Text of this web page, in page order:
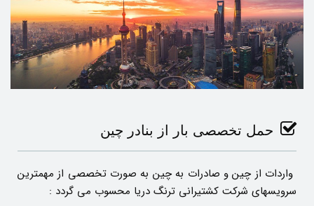
حمل تخصصی بار از بنادر چین
واردات از چین و صادرات به چین به صورت تخصصی از مهمترین
سرویسهای شرکت کشتیرانی ترنگ دریا محسوب می گردد :